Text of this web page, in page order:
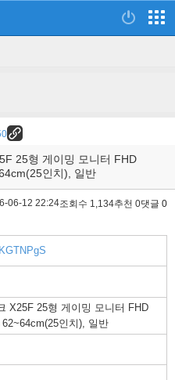
25형 게이밍 모니터 FHD
인치), 일반
06-12 22:24조회수 1,134추천 0댓글 0
X25F 25형 게이밍 모니터 FHD
인치), 일반